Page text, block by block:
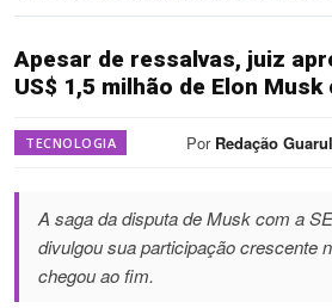
Apesar de ressalvas, juiz
US$ 1,5 milhão de Elon Musk
TECNOLOGIA Por Redação
A saga da disputa de Musk com a
divulgou sua participação crescente
chegou ao fim.